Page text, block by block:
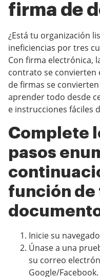
firma de
¿Está tu organización
ineficiencias por tres
Con firma electrónica,
contrato se convierten
de firmas se
aprender todo desde
e instrucciones fáciles
Complete
pasos
función de
Inicie su
Únase a una
su correo
Google/Facebook.